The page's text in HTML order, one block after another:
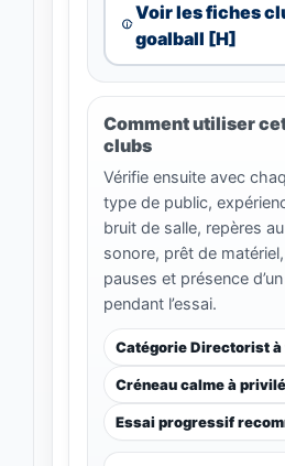
Voir les fiches
goalball [H]
Comment utiliser
clubs
Vérifie ensuite avec
type de public,
bruit de salle, repères
sonore, prêt de
pauses et présence
pendant l’essai.
Catégorie Directorist
Créneau calme à
Essai progressif